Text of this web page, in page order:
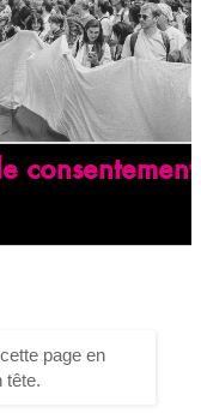
consentement
page en
tête.